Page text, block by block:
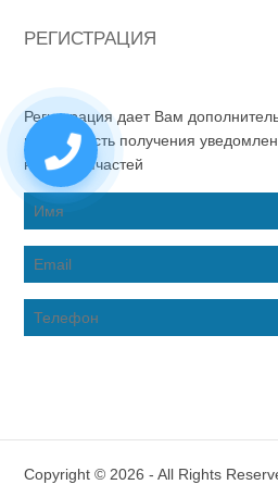
РЕГИСТРАЦИЯ
Регистрация дает Вам
возможность получения
новых запчастей
Copyright © 2026 - All Rights